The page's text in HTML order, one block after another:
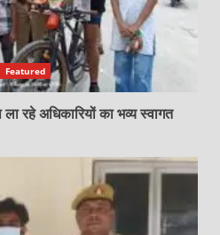
Featured
रहे अधिकारियों का भव्य स्वागत